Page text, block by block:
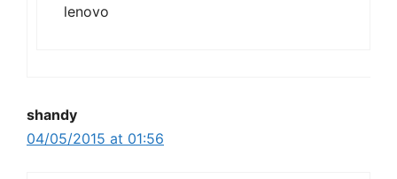
lenovo
shandy
04/05/2015 at 01:56